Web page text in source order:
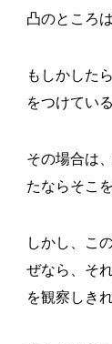
凸のところ
もしかした
をつけてい
その場合は
たならそこ
しかし、こ
ぜなら、そ
を観察しき